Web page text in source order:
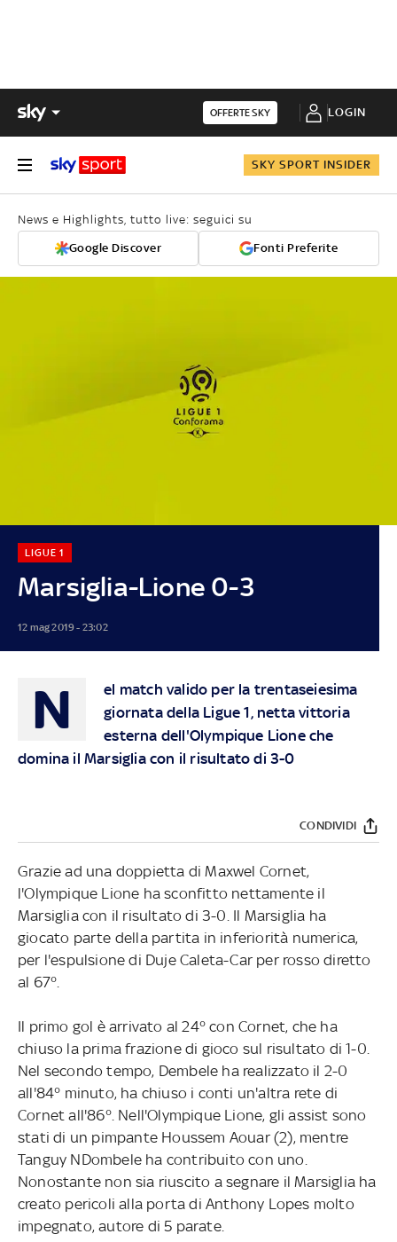
OFFERTE SKY LOGIN
SKY SPORT INSIDER
News e Highlights, tutto live: seguici su
Google Discover Fonti Preferite
Marsiglia-Lione 0-3
LIGUE 1
12 mag 2019 - 23:02
N
el match valido per la trentaseiesima
giornata della Ligue 1, netta vittoria
esterna dell'Olympique Lione che
domina il Marsiglia con il risultato di 3-0
CONDIVIDI
Grazie ad una doppietta di Maxwel Cornet,
l'Olympique Lione ha sconfitto nettamente il
Marsiglia con il risultato di 3-0. Il Marsiglia ha
giocato parte della partita in inferiorità numerica,
per l'espulsione di Duje Caleta-Car per rosso diretto
al 67°.
Il primo gol è arrivato al 24° con Cornet, che ha
chiuso la prima frazione di gioco sul risultato di 1-0.
Nel secondo tempo, Dembele ha realizzato il 2-0
all'84° minuto, ha chiuso i conti un'altra rete di
Cornet all'86°. Nell'Olympique Lione, gli assist sono
stati di un pimpante Houssem Aouar (2), mentre
Tanguy NDombele ha contribuito con uno.
Nonostante non sia riuscito a segnare il Marsiglia ha
creato pericoli alla porta di Anthony Lopes molto
impegnato, autore di 5 parate.